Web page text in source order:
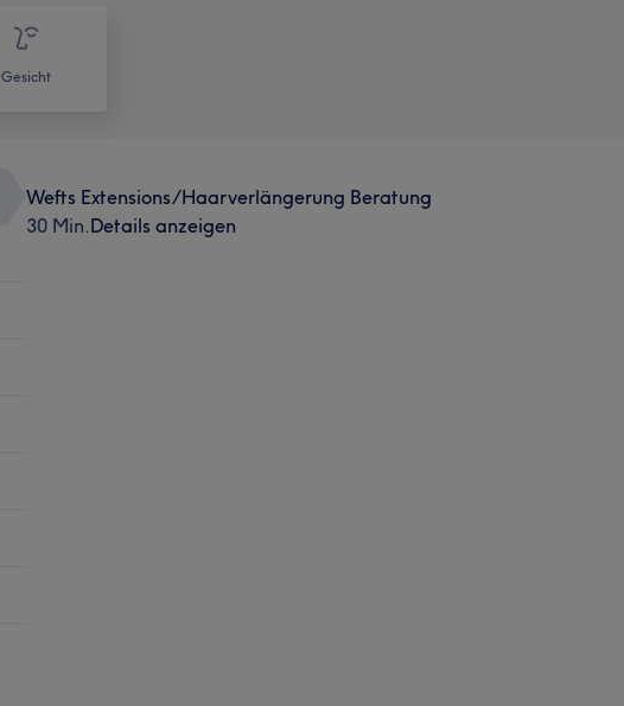
Gesicht
Wefts Extensions/Haarverlängerung Beratung
30 Min.Details anzeigen